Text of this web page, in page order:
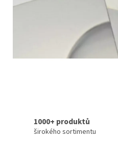
1000+ produktů
širokého sortimentu